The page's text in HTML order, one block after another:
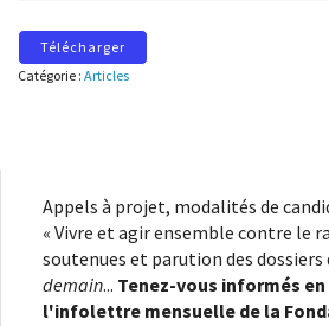
Télécharger
Catégorie : Articles
Appels à projet, modalités de
« Vivre et agir ensemble contre le
soutenues et parution des dossiers
demain... Tenez-vous informés
l'infolettre mensuelle de la